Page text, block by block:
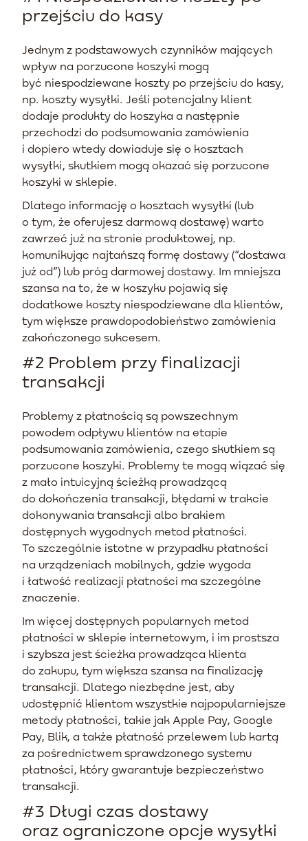
przejściu do kasy
Jednym z podstawowych czynników mających
wpływ na porzucone koszyki mogą
być niespodziewane koszty po przejściu do kasy,
np. koszty wysyłki. Jeśli potencjalny klient
dodaje produkty do koszyka a następnie
przechodzi do podsumowania zamówienia
i dopiero wtedy dowiaduje się o kosztach
wysyłki, skutkiem mogą okazać się porzucone
koszyki w sklepie.
Dlatego informację o kosztach wysyłki (lub
o tym, że oferujesz darmową dostawę) warto
zawrzeć już na stronie produktowej, np.
komunikując najtańszą formę dostawy (“dostawa
już od”) lub próg darmowej dostawy. Im mniejsza
szansa na to, że w koszyku pojawią się
dodatkowe koszty niespodziewane dla klientów,
tym większe prawdopodobieństwo zamówienia
zakończonego sukcesem.
#2 Problem przy finalizacji
transakcji
Problemy z płatnością są powszechnym
powodem odpływu klientów na etapie
podsumowania zamówienia, czego skutkiem są
porzucone koszyki. Problemy te mogą wiązać się
z mało intuicyjną ścieżką prowadzącą
do dokończenia transakcji, błędami w trakcie
dokonywania transakcji albo brakiem
dostępnych wygodnych metod płatności.
To szczególnie istotne w przypadku płatności
na urządzeniach mobilnych, gdzie wygoda
i łatwość realizacji płatności ma szczególne
znaczenie.
Im więcej dostępnych popularnych metod
płatności w sklepie internetowym, i im prostsza
i szybsza jest ścieżka prowadząca klienta
do zakupu, tym większa szansa na finalizację
transakcji. Dlatego niezbędne jest, aby
udostępnić klientom wszystkie najpopularniejsze
metody płatności, takie jak Apple Pay, Google
Pay, Blik, a także płatność przelewem lub kartą
za pośrednictwem sprawdzonego systemu
płatności, który gwarantuje bezpieczeństwo
transakcji.
#3 Długi czas dostawy
oraz ograniczone opcje wysyłki